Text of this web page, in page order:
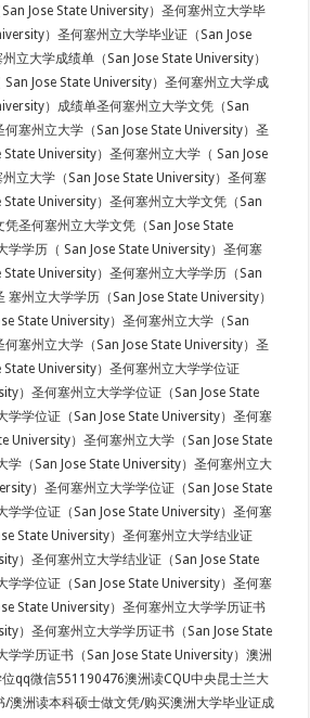
Jose State University）圣何塞州立大学毕
）圣何塞州立大学毕业证（San Jose
立大学成绩单（San Jose State University）
Jose State University）圣何塞州立大学成
）成绩单圣何塞州立大学文凭（San
何塞州立大学（San Jose State University）圣
State University）圣何塞州立大学（ San Jose
立大学（San Jose State University）圣何塞
State University）圣何塞州立大学文凭（San
凭圣何塞州立大学文凭（San Jose State
学学历（ San Jose State University）圣何塞
State University）圣何塞州立大学学历（San
塞州立大学学历（San Jose State University）
State University）圣何塞州立大学（San
何塞州立大学（San Jose State University）圣
State University）圣何塞州立大学学位证
）圣何塞州立大学学位证（San Jose State
学学位证（San Jose State University）圣何塞
University）圣何塞州立大学（San Jose State
学（San Jose State University）圣何塞州立大
）圣何塞州立大学学位证（San Jose State
学学位证（San Jose State University）圣何塞
State University）圣何塞州立大学结业证
）圣何塞州立大学结业证（San Jose State
学学位证（San Jose State University）圣何塞
State University）圣何塞州立大学学历证书
）圣何塞州立大学学历证书（San Jose State
学学历证书（San Jose State University）澳洲
qq微信551190476澳洲读CQU中央昆士兰大
/澳洲读本科硕士做文凭/购买澳洲大学毕业证成